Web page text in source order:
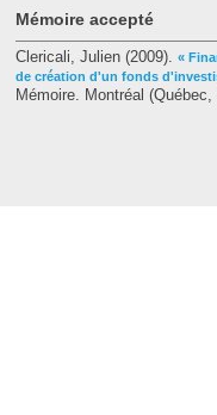
Mémoire accepté
Clericali, Julien (2009). «
de création d'un fonds
Mémoire. Montréal